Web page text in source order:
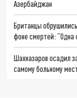
Азербайджан
Британцы
фоне смертей: “Одна
Шахназаров осадил
самому больному